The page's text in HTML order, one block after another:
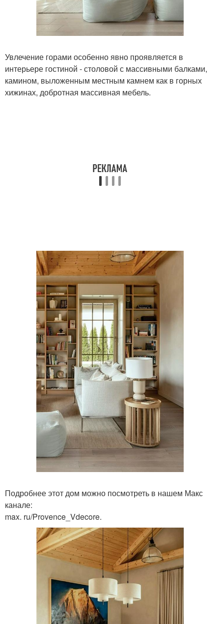
Увлечение горами особенно явно проявляется в
интерьере гостиной - столовой с массивными балками,
камином, выложенным местным камнем как в горных
хижинах, добротная массивная мебель.
Подробнее этот дом можно посмотреть в нашем Макс
канале:
max. ru/Provence_Vdecore.